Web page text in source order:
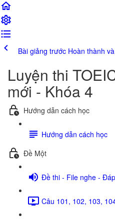
Bài giảng trước Hoàn thành
Luyện thi
mới - Khóa 4
Hướng dẫn cách học
Hướng dẫn cách học
Đề Một
Đề thi - File nghe -
Câu 101, 102, 103,